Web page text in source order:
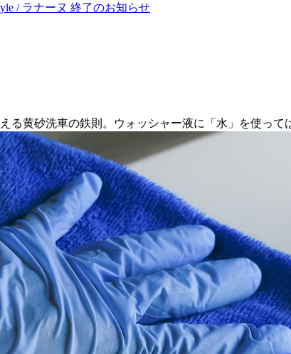
/ ラナーヌ 終了のお知らせ
る黄砂洗車の鉄則。ウォッシャー液に「水」を使っ